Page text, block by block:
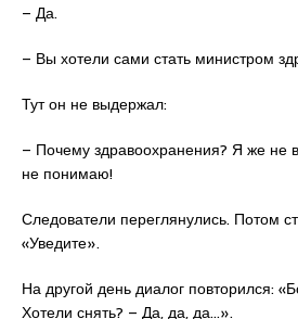
– Да.
– Вы хотели сами стать министром
Тут он не выдержал:
– Почему здравоохранения? Я же не
не понимаю!
Следователи переглянулись. Потом
«Уведите».
На другой день диалог повторился:
Хотели снять? – Да, да, да…».